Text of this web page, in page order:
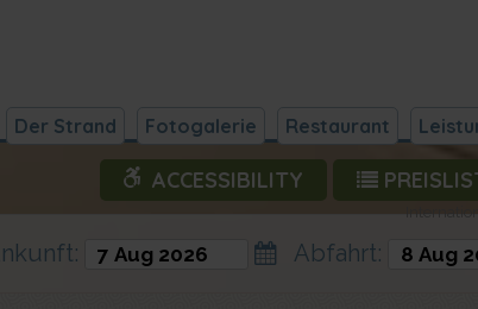
Der Strand Fotogalerie Restaurant
ACCESSIBILITY
Abfahrt: